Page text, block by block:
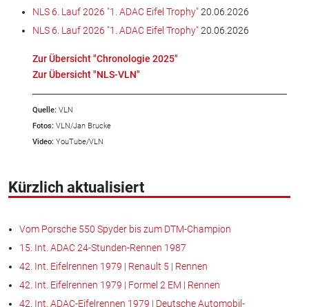
NLS 6. Lauf 2026 "1. ADAC Eifel Trophy"20.06.2026
NLS 6. Lauf 2026 "1. ADAC Eifel Trophy"20.06.2026
Zur Übersicht "Chronologie 2025"
Zur Übersicht "NLS-VLN"
Quelle: VLN
Fotos: VLN/Jan Brucke
Video: YouTube/VLN
Kürzlich aktualisiert
Vom Porsche 550 Spyder bis zum DTM-Champion
15. Int. ADAC 24-Stunden-Rennen 1987
42. Int. Eifelrennen 1979 | Renault 5 | Rennen
42. Int. Eifelrennen 1979 | Formel 2 EM | Rennen
42. Int. ADAC-Eifelrennen 1979 | Deutsche Automobil-